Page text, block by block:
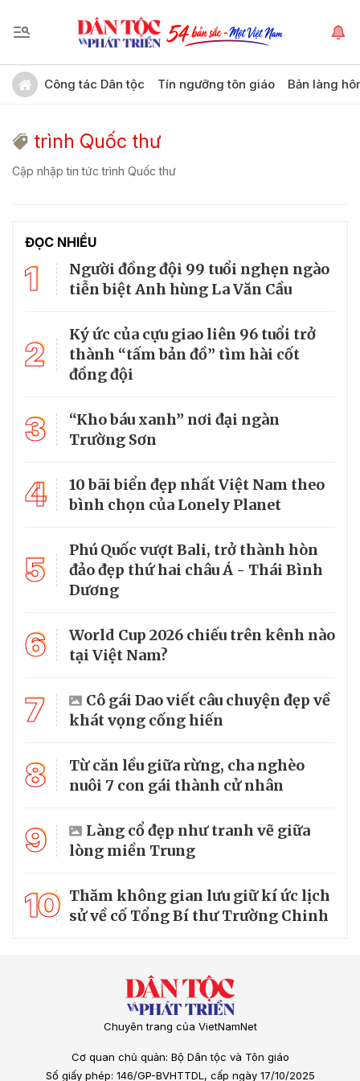
Công tác Dân tộc Tín ngưỡng tôn giáo Bản làng
trình Quốc thư
Cập nhập tin tức trình Quốc thư
ĐỌC NHIỀU
1
Người đồng đội 99 tuổi nghẹn ngào
tiễn biệt Anh hùng La Văn Cầu
2
Ký ức của cựu giao liên 96 tuổi trở
thành “tấm bản đồ” tìm hài cốt
đồng đội
3
“Kho báu xanh” nơi đại ngàn
Trường Sơn
4
10 bãi biển đẹp nhất Việt Nam theo
bình chọn của Lonely Planet
5
Phú Quốc vượt Bali, trở thành hòn
đảo đẹp thứ hai châu Á - Thái Bình
Dương
6
World Cup 2026 chiếu trên kênh nào
tại Việt Nam?
7
Cô gái Dao viết câu chuyện đẹp về
khát vọng cống hiến
8
Từ căn lều giữa rừng, cha nghèo
nuôi 7 con gái thành cử nhân
9
Làng cổ đẹp như tranh vẽ giữa
lòng miền Trung
10 Thăm không gian lưu giữ kí ức lịch
sử về cố Tổng Bí thư Trường Chinh
Chuyên trang của VietNamNet
Cơ quan chủ quản: Bộ Dân tộc và Tôn giáo
Số giấy phép: 146/GP-BVHTTDL, cấp ngày 17/10/2025